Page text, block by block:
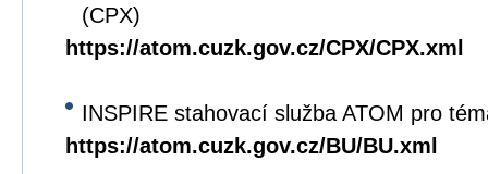
(CPX)
https://atom.cuzk.gov.cz/CPX/CPX.xml
INSPIRE stahovací služba ATOM pro
https://atom.cuzk.gov.cz/BU/BU.xml